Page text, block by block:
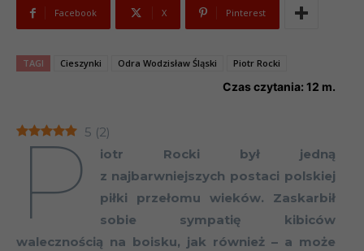
Facebook X Pinterest
TAGI Cieszynki Odra Wodzisław Śląski Piotr Rocki
Czas czytania: 12 m.
5 (2)
P
iotr Rocki był jedną
z najbarwniejszych postaci polskiej
piłki przełomu wieków. Zaskarbił
sobie sympatię kibiców
walecznością na boisku, jak również – a może